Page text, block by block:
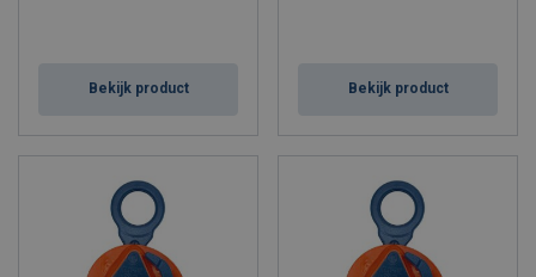
Bekijk product Bekijk product